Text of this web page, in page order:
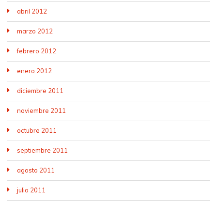
abril 2012
marzo 2012
febrero 2012
enero 2012
diciembre 2011
noviembre 2011
octubre 2011
septiembre 2011
agosto 2011
julio 2011